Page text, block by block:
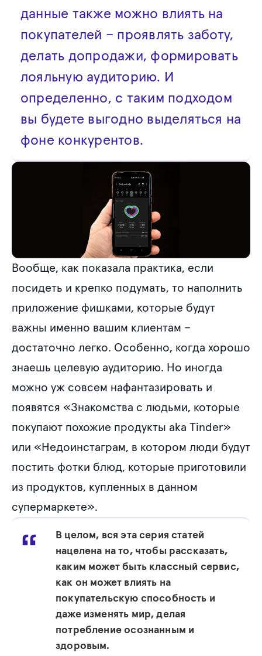
данные также можно влиять на
покупателей – проявлять заботу,
делать допродажи, формировать
лояльную аудиторию. И
определенно, с таким подходом
вы будете выгодно выделяться на
фоне конкурентов.
Вообще, как показала практика, если
посидеть и крепко подумать, то наполнить
приложение фишками, которые будут
важны именно вашим клиентам –
достаточно легко. Особенно, когда хорошо
знаешь целевую аудиторию. Но иногда
можно уж совсем нафантазировать и
появятся «Знакомства с людьми, которые
покупают похожие продукты aka Tinder»
или «Недоинстаграм, в котором люди будут
постить фотки блюд, которые приготовили
из продуктов, купленных в данном
супермаркете».
В целом, вся эта серия статей
нацелена на то, чтобы рассказать,
каким может быть классный сервис,
как он может влиять на
покупательскую способность и
даже изменять мир, делая
потребление осознанным и
здоровым.